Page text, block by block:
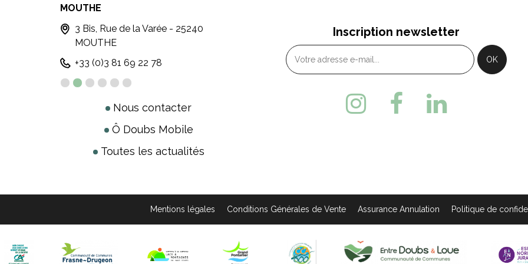
MOUTHE
3 Bis, Rue de la Varée - 25240
MOUTHE
+33 (0)3 81 69 22 78
6, Place Xavier Authier - 25370
METABIEF
+ 33 (0)3 81 49 13 81
4 Rue du Val Saugeais
MONTBENOIT
+ 33 (0)3 81 38 10 32
Nous contacter
Ô Doubs Mobile
Toutes les actualités
Inscription newsletter
Mentions légales Conditions Générales de Vente Assurance Annulation Politique de